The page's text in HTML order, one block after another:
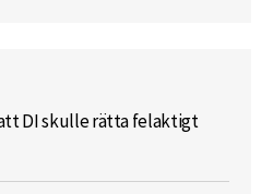
DI skulle rätta felaktigt